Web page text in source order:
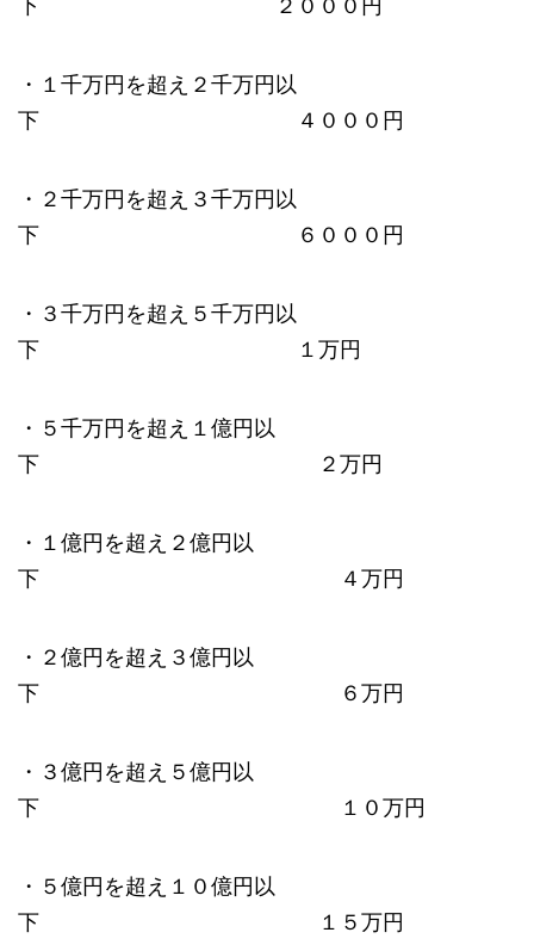
下 ２０００円
・１千万円を超え２千万円以
下 ４０００円
・２千万円を超え３千万円以
下 ６０００円
・３千万円を超え５千万円以
下 １万円
・５千万円を超え１億円以
下 ２万円
・１億円を超え２億円以
下 ４万円
・２億円を超え３億円以
下 ６万円
・３億円を超え５億円以
下 １０万円
・５億円を超え１０億円以
下 １５万円